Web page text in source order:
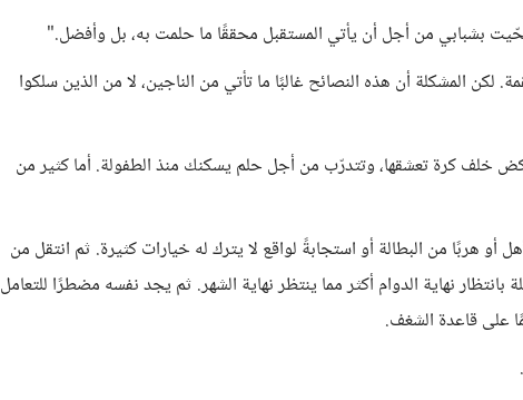
لكن المشكلة أن هذه النصائح غالبًا ما تأتي من الناجين، لا من الذين سلكوا
خلف كرة تعشقها، وتتدرّب من أجل حلم يسكنك منذ الطفولة. أما كثير من
هربًا من البطالة أو استجابةً لواقع لا يترك له خيارات كثيرة. ثم انتقل من
نهاية الدوام أكثر مما ينتظر نهاية الشهر. ثم يجد نفسه مضطرًا للتعامل
على قاعدة الشغف.